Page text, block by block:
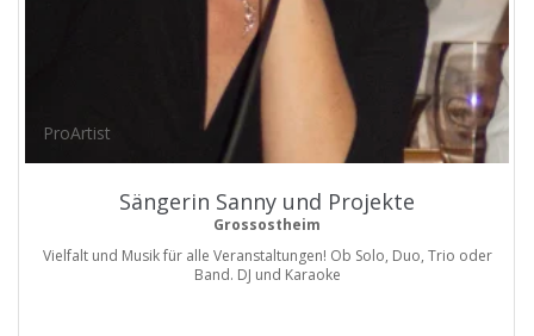
ProArtist
Sängerin Sanny und Projekte
Grossostheim
Vielfalt und Musik für alle Veranstaltungen! Ob Solo, Duo, Trio oder
Band. DJ und Karaoke